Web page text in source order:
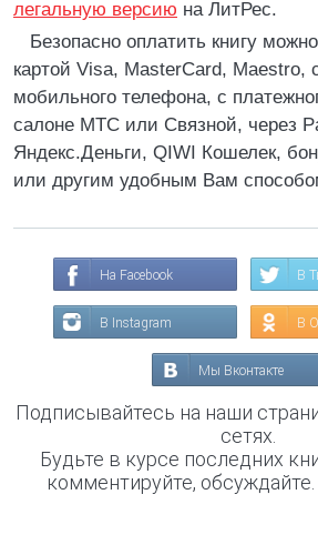
легальную версию на ЛитРес.
Безопасно оплатить книгу
картой Visa, MasterCard, Maestro,
мобильного телефона, с
салоне МТС или Связной, через
Яндекс.Деньги, QIWI Кошелек,
или другим удобным Вам
На Facebook В
В Instagram В
Мы Вконтакте
Подписывайтесь на наши
сетях.
Будьте в курсе последних
комментируйте,